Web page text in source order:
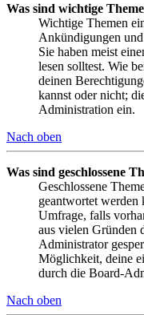
Was sind wichtige
Wichtige Themen
Ankündigungen und
Sie haben meist
lesen solltest. Wie
deinen
kannst oder nicht;
Administration ein.
Nach oben
Was sind geschlossene
Geschlossene
geantwortet werden
Umfrage, falls
aus vielen Gründen
Administrator
Möglichkeit, deine
durch die Board-
Nach oben